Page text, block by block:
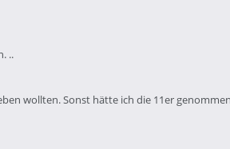
..
wollten. Sonst hätte ich die 11er